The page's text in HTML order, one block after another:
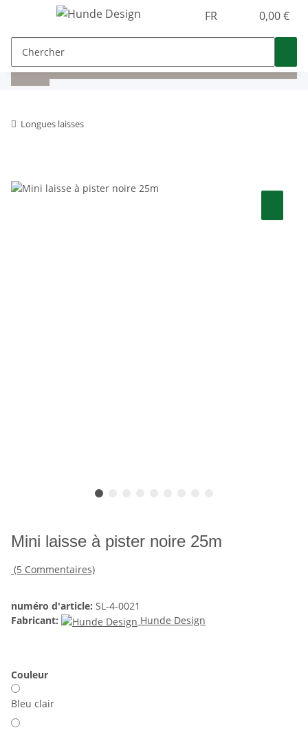
FR 0,00 €
Longues laisses
Mini laisse à pister noire 25m
(5 Commentaires)
numéro d'article: SL-4-0021
Fabricant:
Hunde Design
Couleur
Bleu clair